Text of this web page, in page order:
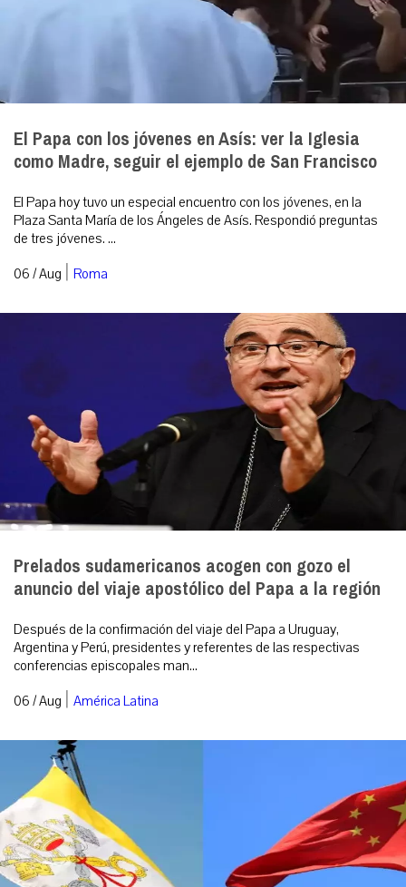
El Papa con los jóvenes en Asís: ver la Iglesia
como Madre, seguir el ejemplo de San Francisco
El Papa hoy tuvo un especial encuentro con los jóvenes, en la
Plaza Santa María de los Ángeles de Asís. Respondió preguntas
de tres jóvenes. ...
06 / Aug | Roma
Prelados sudamericanos acogen con gozo el
anuncio del viaje apostólico del Papa a la región
Después de la confirmación del viaje del Papa a Uruguay,
Argentina y Perú, presidentes y referentes de las respectivas
conferencias episcopales man...
06 / Aug | América Latina